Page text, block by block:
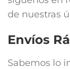
de nuestras
Envíos
Sabemos lo